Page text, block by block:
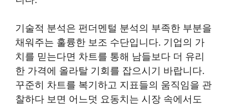
기술적 분석은 펀더멘털 분석의 부족한 부분을
채워주는 훌륭한 보조 수단입니다. 기업의 가
치를 믿는다면 차트를 통해 남들보다 더 유리
한 가격에 올라탈 기회를 잡으시기 바랍니다.
꾸준히 차트를 복기하고 지표들의 움직임을 관
찰하다 보면 어느덧 요동치는 시장 속에서도